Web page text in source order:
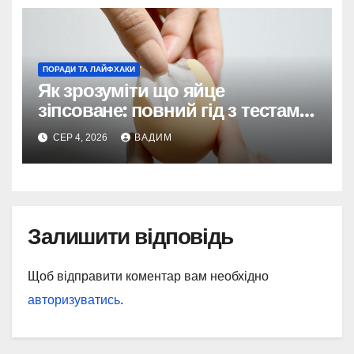
ПОРАДИ ТА ЛАЙФХАКИ
Як зрозуміти що яйце
зіпсоване: повний гід з тестами
та поясненнями
СЕР 4, 2026 ВАДИМ
Залишити відповідь
Щоб відправити коментар вам необхідно
авторизуватись.